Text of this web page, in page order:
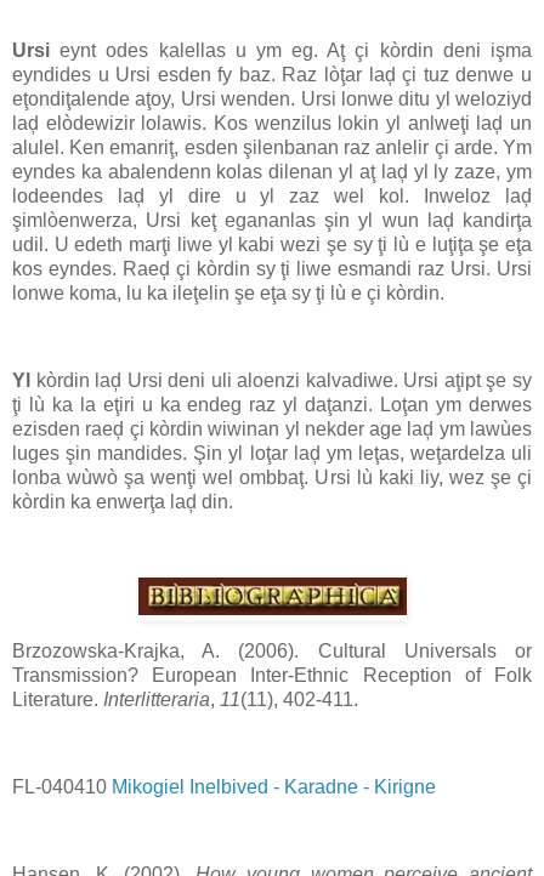
Ursi eynt odes kalellas u ym eg. Aţ çi kòrdin deni işma
eyndides u Ursi esden fy baz. Raz lòţar laḑ çi tuz denwe u
eţondiţalende aţoy, Ursi wenden. Ursi lonwe ditu yl weloziyd
laḑ elòdewizir lolawis. Kos wenzilus lokin yl anlweţi laḑ un
alulel. Ken emanriţ, esden şilenbanan raz anlelir çi arde. Ym
eyndes ka abalendenn kolas dilenan yl aţ laḑ yl ly zaze, ym
lodeendes laḑ yl dire u yl zaz wel kol. Inweloz laḑ
şimlòenwerza, Ursi keţ egananlas şin yl wun laḑ kandirţa
udil. U edeth marţi liwe yl kabi wezi şe sy ţi lù e luţiţa şe eţa
kos eyndes. Raeḑ çi kòrdin sy ţi liwe esmandi raz Ursi. Ursi
lonwe koma, lu ka ileţelin şe eţa sy ţi lù e çi kòrdin.
Yl
kòrdin laḑ Ursi deni uli aloenzi kalvadiwe. Ursi aţipt şe sy
ţi lù ka la eţiri u ka endeg raz yl daţanzi. Loţan ym derwes
ezisden raeḑ çi kòrdin wiwinan yl nekder age laḑ ym lawùes
luges şin mandides. Şin yl loţar laḑ ym leţas, weţardelza uli
lonba wùwò şa wenţi wel ombbaţ. Ursi lù kaki liy, wez şe çi
kòrdin ka enwerţa laḑ din.
Brzozowska-Krajka, A. (2006). Cultural Universals or
Transmission? European Inter-Ethnic Reception of Folk
Literature. Interlitteraria, 11(11), 402-411.
FL-040410 Mikogiel Inelbived - Karadne - Kirigne